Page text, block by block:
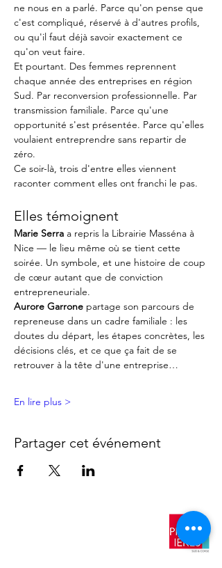
ne nous en a parlé. Parce qu'on pense que
c'est compliqué, réservé à d'autres profils,
ou qu'il faut déjà savoir exactement ce
qu'on veut faire.
Et pourtant. Des femmes reprennent
chaque année des entreprises en région
Sud. Par reconversion professionnelle. Par
transmission familiale. Parce qu'une
opportunité s'est présentée. Parce qu'elles
voulaient entreprendre sans repartir de
zéro.
Ce soir-là, trois d'entre elles viennent
raconter comment elles ont franchi le pas.
Elles témoignent
Marie Serra a repris la Librairie Masséna à
Nice — le lieu même où se tient cette
soirée. Un symbole, et une histoire de coup
de cœur autant que de conviction
entrepreneuriale.
Aurore Garrone partage son parcours de
repreneuse dans un cadre familiale : les
doutes du départ, les étapes concrètes, les
décisions clés, et ce que ça fait de se
retrouver à la tête d'une entreprise…
En lire plus >
Partager cet événement